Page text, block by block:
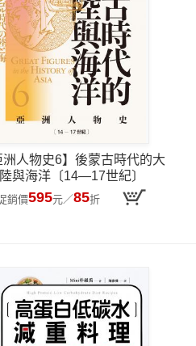
洲人物史6】後蒙古時代的大
陸與海洋〔14—17世紀〕
銷價595元／85折